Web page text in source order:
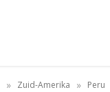
» Zuid-Amerika » Peru